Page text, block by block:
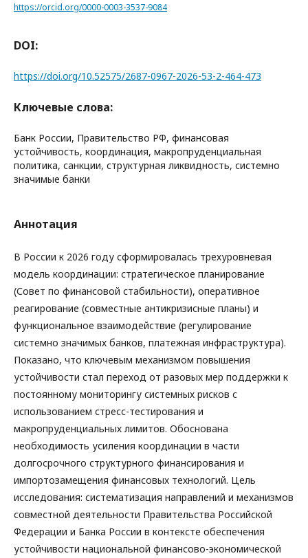
https://orcid.org/0000-0003-3537-9084
DOI:
https://doi.org/10.52575/2687-0967-2026-53-2-464-473
Ключевые слова:
Банк России, Правительство РФ, финансовая
устойчивость, координация, макропруденциальная
политика, санкции, структурная ликвидность, системно
значимые банки
Аннотация
В России к 2026 году сформировалась трехуровневая
модель координации: стратегическое планирование
(Совет по финансовой стабильности), оперативное
реагирование (совместные антикризисные планы) и
функциональное взаимодействие (регулирование
системно значимых банков, платежная инфраструктура).
Показано, что ключевым механизмом повышения
устойчивости стал переход от разовых мер поддержки к
постоянному мониторингу системных рисков с
использованием стресс-тестирования и
макропруденциальных лимитов. Обоснована
необходимость усиления координации в части
долгосрочного структурного финансирования и
импортозамещения финансовых технологий. Цель
исследования: систематизация направлений и механизмов
совместной деятельности Правительства Российской
Федерации и Банка России в контексте обеспечения
устойчивости национальной финансово-экономической